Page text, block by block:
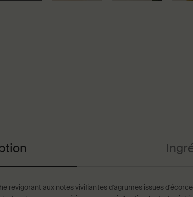
revigorant aux notes vivifiantes d'agrumes issues